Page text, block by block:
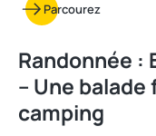
Parcourez
Randonnée :
– Une balade
camping